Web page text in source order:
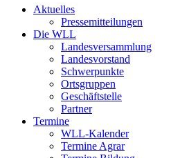
Aktuelles
Pressemitteilungen
Die WLL
Landesversammlung
Landesvorstand
Schwerpunkte
Ortsgruppen
Geschäftstelle
Partner
Termine
WLL-Kalender
Termine Agrar